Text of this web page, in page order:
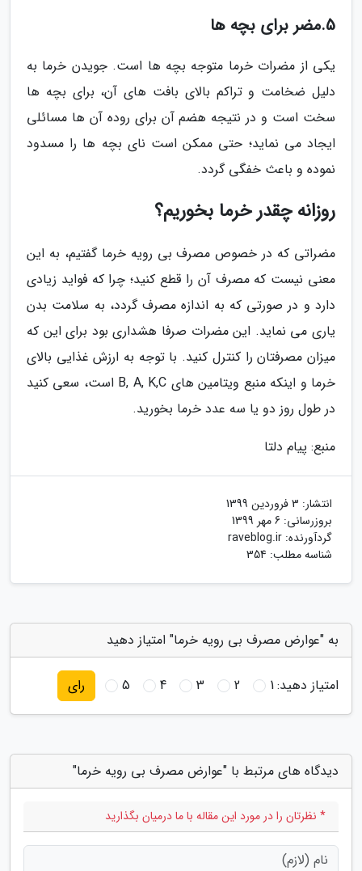
5.مضر برای بچه ها
یکی از مضرات خرما متوجه بچه ها است. جویدن خرما به
دلیل ضخامت و تراکم بالای بافت های آن، برای بچه ها
سخت است و در نتیجه هضم آن برای روده آن ها مسائلی
ایجاد می نماید؛ حتی ممکن است نای بچه ها را مسدود
نموده و باعث خفگی گردد.
روزانه چقدر خرما بخوریم؟
مضراتی که در خصوص مصرف بی رویه خرما گفتیم، به این
معنی نیست که مصرف آن را قطع کنید؛ چرا که فواید زیادی
دارد و در صورتی که به اندازه مصرف گردد، به سلامت بدن
یاری می نماید. این مضرات صرفا هشداری بود برای این که
میزان مصرفتان را کنترل کنید. با توجه به ارزش غذایی بالای
خرما و اینکه منبع ویتامین های B, A, K,C است، سعی کنید
در طول روز دو یا سه عدد خرما بخورید.
منبع: پیام دلتا
انتشار: 3 فروردین 1399
بروزرسانی: 6 مهر 1399
گردآورنده: raveblog.ir
شناسه مطلب: 354
به "عوارض مصرف بی رویه خرما" امتیاز دهید
امتیاز دهید:1
2
3
4
5 رای
دیدگاه های مرتبط با "عوارض مصرف بی رویه خرما"
* نظرتان را در مورد این مقاله با ما درمیان بگذارید